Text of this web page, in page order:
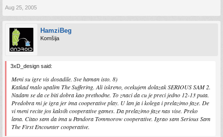
Aug 25, 2005
HamziBeg
Komšija
3xD_design said:
Meni su igre vis dosadile. Sve haman isto. 8)
Katkad malo upalim The Suffering. Ali iskreno, ocekujem dolazak SERIOUS SAM 2.
Nadam se da ce biti dobra kao prethodne. To znaci da cu je preci jedno 12-13 puta.
Predobra mi je igra jer ima cooperative play. U lan ja i kolega i prelazimo faze. De
vi meni recite jos kakvih cooperative games. Da prelazimo faze nas vise. Preko
lana. Citao sam da ima u Pandora Tommorow cooperative. Igrao sam Serious Sam
The First Encounter cooperative.